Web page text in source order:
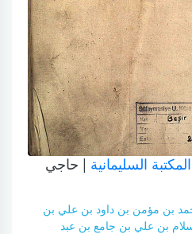
المكتبة السليمانية
| حاجي
بن مؤمن بن داود بن علي بن
بن علي بن جامع بن عبد